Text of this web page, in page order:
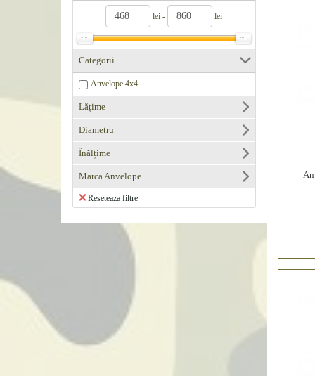
lei - lei
Categorii
Anvelope 4x4
Lățime
Diametru
Înălțime
Marca Anvelope
Reseteaza filtre